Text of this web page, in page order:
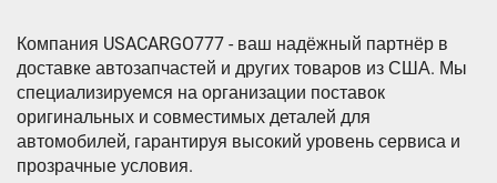
Компания USACARGO777 - ваш надёжный партнёр в
доставке автозапчастей и других товаров из США. Мы
специализируемся на организации поставок
оригинальных и совместимых деталей для
автомобилей, гарантируя высокий уровень сервиса и
прозрачные условия.